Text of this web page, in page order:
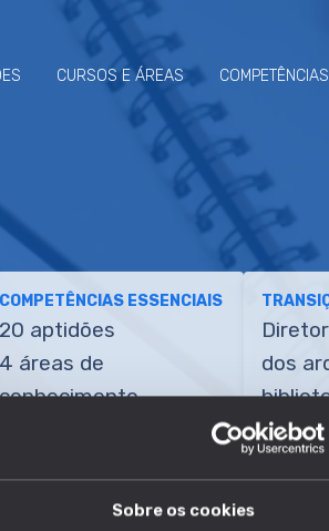
Sobre os cookies
CURSOS E ÁREAS COMPETÊNCIAS
COMPETÊNCIAS ESSENCIAIS
20 aptidões
4 áreas de
conhecimento
dos